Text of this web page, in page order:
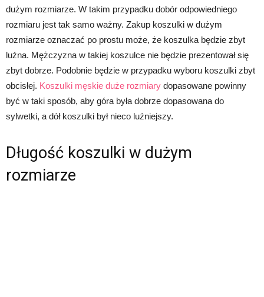
dużym rozmiarze. W takim przypadku dobór odpowiedniego
rozmiaru jest tak samo ważny. Zakup koszulki w dużym
rozmiarze oznaczać po prostu może, że koszulka będzie zbyt
luźna. Mężczyzna w takiej koszulce nie będzie prezentował się
zbyt dobrze. Podobnie będzie w przypadku wyboru koszulki zbyt
obcisłej. Koszulki męskie duże rozmiary dopasowane powinny
być w taki sposób, aby góra była dobrze dopasowana do
sylwetki, a dół koszulki był nieco luźniejszy.
Długość koszulki w dużym
rozmiarze